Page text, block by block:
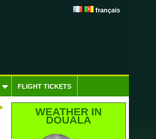
français
FLIGHT TICKETS
WEATHER IN
DOUALA